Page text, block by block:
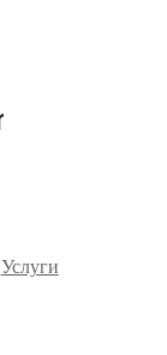
Услуги